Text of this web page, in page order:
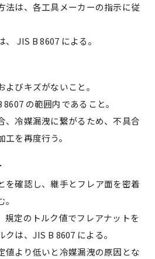
法は、各工具メーカーの指示に従
、 JIS B 8607 による。
びキズがないこと。
8607 の範囲内であること。
、冷媒漏洩に繋がるため、不具合
を再度行う。
を確認し、継手とフレア面を密着
規定のトルク値でフレアナットを
は、 JIS B 8607 による。
値より低いと冷媒漏洩の原因とな